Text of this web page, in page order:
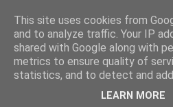
This site uses cookies from
and to analyze traffic. Your IP
shared with Google along with
metrics to ensure quality of
statistics, and to detect and
LEARN MORE